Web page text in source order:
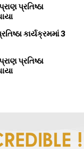
પ્રતિષ્ઠા
કાર્યક્રમમાં 3
પ્રતિષ્ઠા